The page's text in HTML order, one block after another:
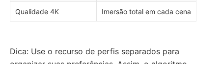
Qualidade 4K Imersão total em cada cena
Dica: Use o recurso de perfis separados para